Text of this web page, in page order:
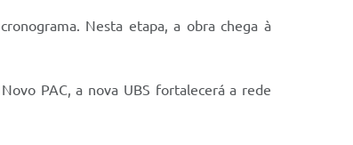
Nesta etapa, a obra chega à
PAC, a nova UBS fortalecerá a rede